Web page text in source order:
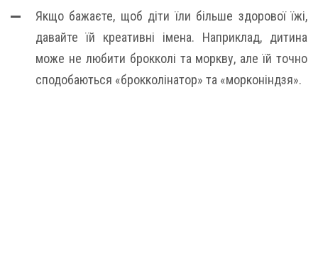
Якщо бажаєте, щоб діти їли більше здорової їжі,
давайте їй креативні імена. Наприклад, дитина
може не любити брокколі та моркву, але їй точно
сподобаються «брокколінатор» та «морконіндзя».